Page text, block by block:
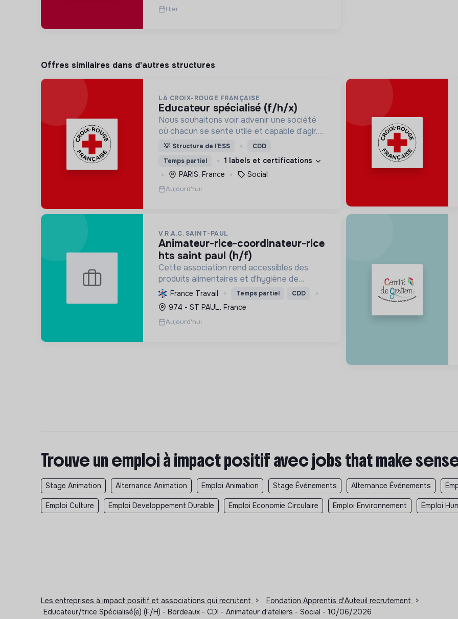
Hier
Offres similaires dans d'autres structures
LA CROIX-ROUGE FRANÇAISE
educateur spécialisé (f/h/x)
Nous souhaitons voir advenir une société
où chacun se sente utile et capable d’agir.
Pour cela, nous proposons des moyens et
adaptés à tous.
💡 Structure de l’ESS
CDD
Temps partiel
1 labels et certifications
PARIS, France
Social
Aujourd'hui
V.R.A.C. SAINT-PAUL
animateur-rice-coordinateur-rice
hts saint paul (h/f)
Cette association rend accessibles des
produits alimentaires et d'hygiène de
qualité, en vrac, à prix solidaires, aux
habitants des quartiers prioritaires. Elle
favorise le lien social, l'écologie et ...
France Travail Temps partiel CDD
974 - ST PAUL, France
Aujourd'hui
Trouve un emploi à impact positif avec jobs that make
Stage Animation Alternance Animation Emploi Animation Stage Événements Alternance Événements
Emploi Culture Emploi Developpement Durable Emploi Economie Circulaire Emploi Environnement Emploi
Les entreprises à impact positif et associations qui recrutent > Fondation Apprentis d'Auteuil recrutement
>
Educateur/trice Spécialisé(e) (F/H) - Bordeaux - CDI - Animateur d'ateliers - Social - 10/06/2026